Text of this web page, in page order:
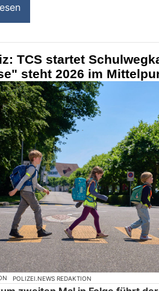
TCS startet
steht 2026 im
POLIZEI.NEWS REDAKTION